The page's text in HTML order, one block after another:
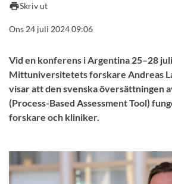
printSkriv ut
Ons 24 juli 2024 09:06
Vid en konferens i Argentina 25–28
Mittuniversitetets forskare Andreas
visar att den svenska översättningen
(Process-Based Assessment Tool)
forskare och kliniker.